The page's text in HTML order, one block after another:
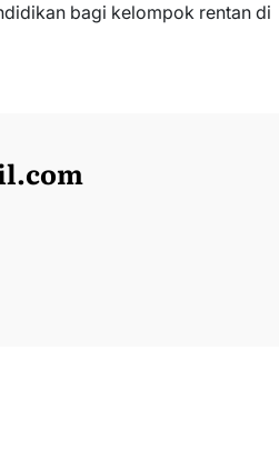
bagi kelompok rentan di